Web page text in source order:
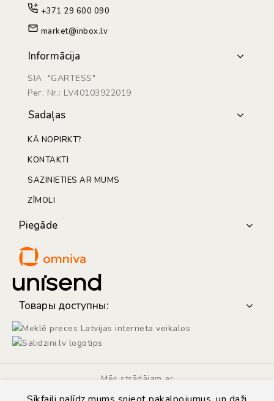
+371 29 600 090
market@inbox.lv
Informācija
SIA "GARTESS"
Рег. Nr.: LV40103922019
Sadaļas
KĀ NOPIRKT?
KONTAKTI
SAZINIETIES AR MUMS
ZĪMOLI
Piegāde
Товары доступны:
Mēs strādājam ar